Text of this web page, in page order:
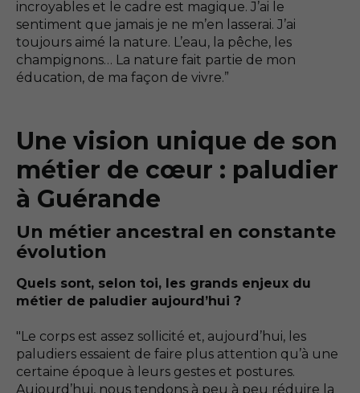
incroyables et le cadre est magique. J’ai le
sentiment que jamais je ne m’en lasserai. J’ai
toujours aimé la nature. L’eau, la pêche, les
champignons… La nature fait partie de mon
éducation, de ma façon de vivre.”
Une vision unique de son
métier de cœur : paludier
à Guérande
Un métier ancestral en constante
évolution
Quels sont, selon toi, les grands enjeux du
métier de paludier aujourd’hui ?
"Le corps est assez sollicité et, aujourd’hui, les
paludiers essaient de faire plus attention qu’à une
certaine époque à leurs gestes et postures.
Aujourd’hui, nous tendons à peu à peu réduire la